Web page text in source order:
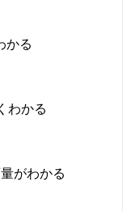
かる
わかる
がわかる